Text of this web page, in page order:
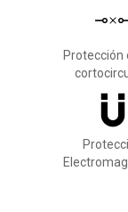
Protección